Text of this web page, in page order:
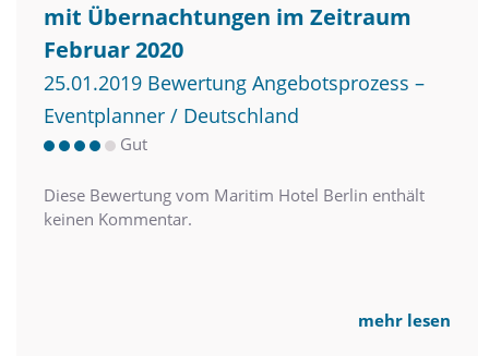
mit Übernachtungen im Zeitraum
Februar 2020
25.01.2019 Bewertung Angebotsprozess –
Eventplanner / Deutschland
Gut
Diese Bewertung vom Maritim Hotel Berlin enthält
keinen Kommentar.
mehr lesen